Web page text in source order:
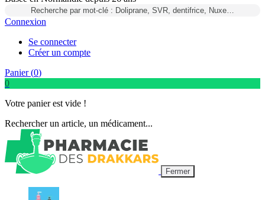
Recherche par mot-clé : Doliprane, SVR, dentifrice, Nuxe…
Connexion
Se connecter
Créer un compte
Panier (0)
0
Votre panier est vide !
Rechercher un article, un médicament...
Fermer